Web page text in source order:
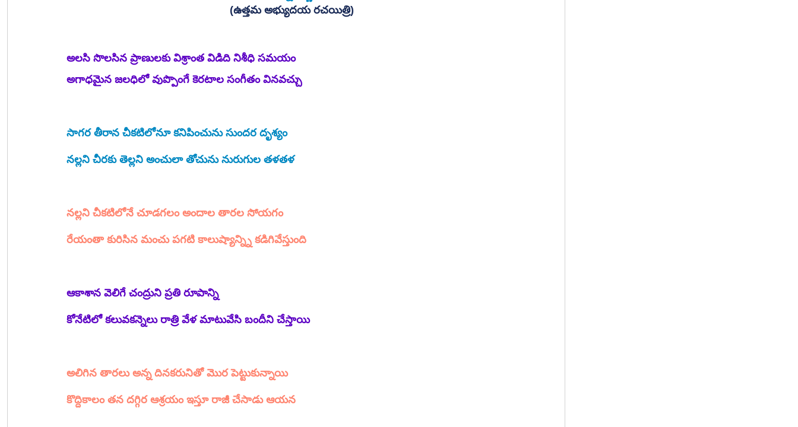
(ఉత్తమ అభ్యుదయ రచయిత్రి)
అలసి సొలసిన ప్రాణులకు విశ్రాంత విడిది నిశీధి సమయం
అగాధమైన జలధిలో వుప్పొంగే కెరటాల సంగీతం వినవచ్చు
సాగర తీరాన చీకటిలోనూ కనిపించును సుందర దృశ్యం
నల్లని చీరకు తెల్లని అంచులా తోచును నురుగుల తళతళ
నల్లని చీకటిలోనే చూడగలం అందాల తారల సోయగం
రేయంతా కురిసిన మంచు పగటి కాలుష్యాన్న్ని కడిగివేస్తుంది
ఆకాశాన వెలిగే చంద్రుని ప్రతి రూపాన్ని
కోనేటిలో కలువకన్నెలు రాత్రి వేళ మాటువేసి బందీని చేస్తాయి
అలిగిన తారలు అన్న దినకరునితో మొర పెట్టుకున్నాయి
కొద్దికాలం తన దగ్గిర ఆశ్రయం ఇస్తూ రాజీ చేసాడు ఆయన